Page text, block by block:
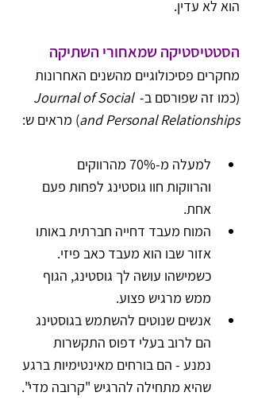
הוא לא עדין.
הסטטיסטיקה שמאחורי השתיקה
מחקרים פסיכולוגיים מהשנים האחרונות
(כמו זה שפורסם ב- Journal of Social
and Personal Relationships) מראים ש:
למעלה מ-70% מהרווקים
והרווקות חוו גוסטינג לפחות פעם
אחת.
המוח מעבד דחייה חברתית באותו
אזור שבו הוא מעבד כאב פיזי.
כשמישהו עושה לך גוסטינג, הגוף
ממש מרגיש פצוע.
אנשים שנוטים להשתמש בגוסטינג
הם לרוב בעלי דפוס התקשרות
נמנע - הם בורחים מאינטימיות ברגע
שהיא מתחילה להרגיש "קרובה מדי".